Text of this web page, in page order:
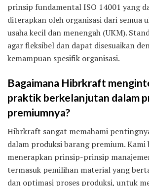
prinsip fundamental ISO 14001 yang
diterapkan oleh organisasi dari semua
usaha kecil dan menengah (UKM).
agar fleksibel dan dapat disesuaikan
kemampuan spesifik organisasi.
Bagaimana Hibrkraft
praktik berkelanjutan dalam
premiumnya?
Hibrkraft sangat memahami
dalam produksi barang premium. Kami
menerapkan prinsip-prinsip
termasuk pemilihan material yang
dan optimasi proses produksi, untuk